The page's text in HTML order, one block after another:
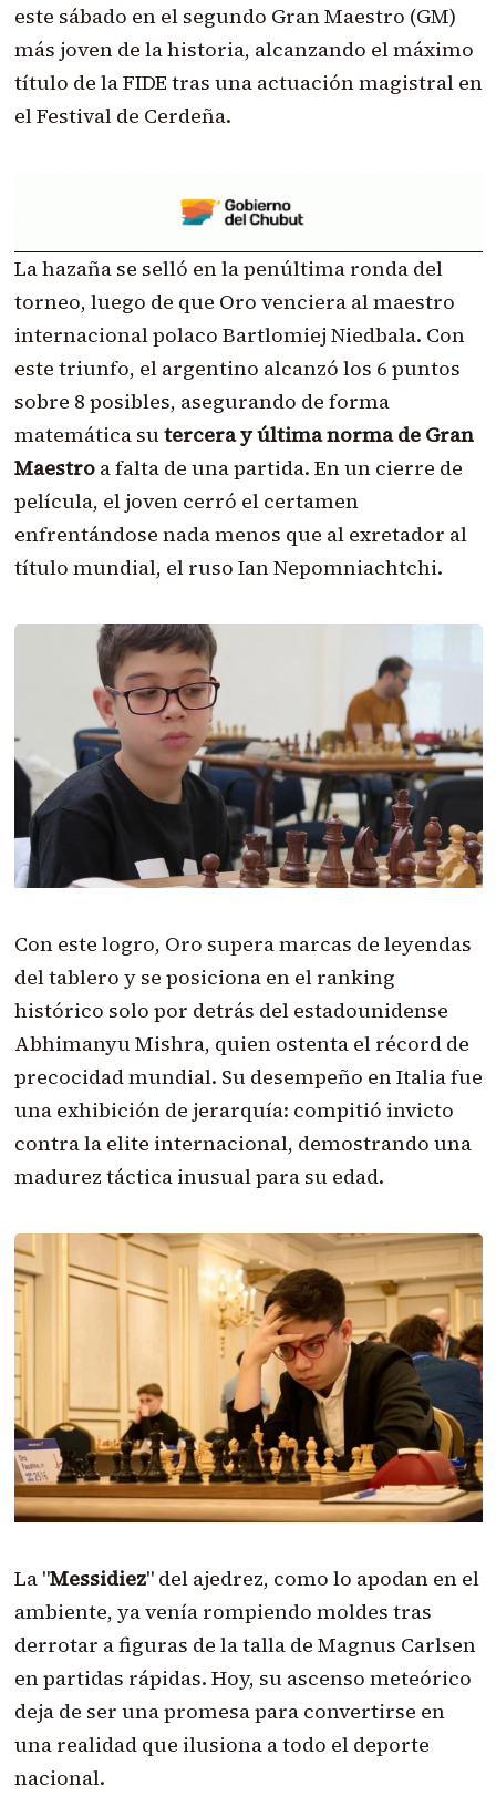
este sábado en el segundo Gran Maestro (GM)
más joven de la historia, alcanzando el máximo
título de la FIDE tras una actuación magistral en
el Festival de Cerdeña.
La hazaña se selló en la penúltima ronda del
torneo, luego de que Oro venciera al maestro
internacional polaco Bartlomiej Niedbala. Con
este triunfo, el argentino alcanzó los 6 puntos
sobre 8 posibles, asegurando de forma
matemática sutercera y última norma de Gran
Maestroa falta de una partida. En un cierre de
película, el joven cerró el certamen
enfrentándose nada menos que al exretador al
título mundial, el ruso Ian Nepomniachtchi.
Con este logro, Oro supera marcas de leyendas
del tablero y se posiciona en el ranking
histórico solo por detrás del estadounidense
Abhimanyu Mishra, quien ostenta el récord de
precocidad mundial. Su desempeño en Italia fue
una exhibición de jerarquía: compitió invicto
contra la elite internacional, demostrando una
madurez táctica inusual para su edad.
La "Messidiez" del ajedrez, como lo apodan en el
ambiente, ya venía rompiendo moldes tras
derrotar a figuras de la talla de Magnus Carlsen
en partidas rápidas. Hoy, su ascenso meteórico
deja de ser una promesa para convertirse en
una realidad que ilusiona a todo el deporte
nacional.